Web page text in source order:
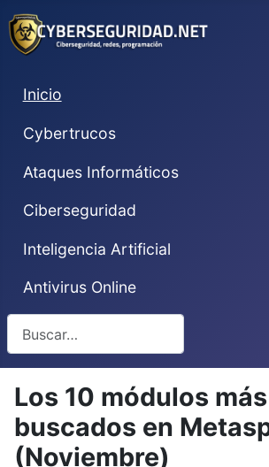
Inicio
Cybertrucos
Ataques Informáticos
Ciberseguridad
Inteligencia Artificial
Antivirus Online
Los 10 módulos más
buscados en
(Noviembre)